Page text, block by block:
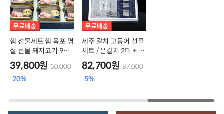
햄 선물세트 햄 육포 명
절 선물 돼지고기 90%
흑햄
39,800원 50,000
20%
제주 갈치 고등어 선물
세트 / 은갈치 2미 + 고
등어살 5쪽 [혼합 3호]
82,700원 87,000
5%